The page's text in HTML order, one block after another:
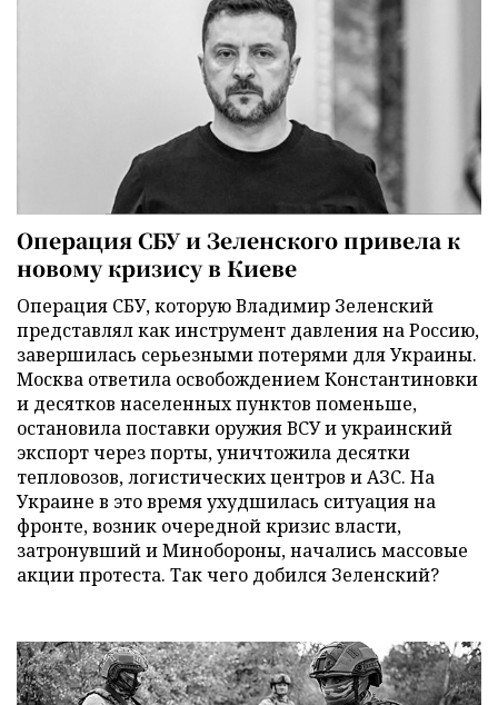
Операция СБУ и Зеленского привела к
новому кризису в Киеве
Операция СБУ, которую Владимир Зеленский
представлял как инструмент давления на Россию,
завершилась серьезными потерями для Украины.
Москва ответила освобождением Константиновки
и десятков населенных пунктов поменьше,
остановила поставки оружия ВСУ и украинский
экспорт через порты, уничтожила десятки
тепловозов, логистических центров и АЗС. На
Украине в это время ухудшилась ситуация на
фронте, возник очередной кризис власти,
затронувший и Минобороны, начались массовые
акции протеста. Так чего добился Зеленский?